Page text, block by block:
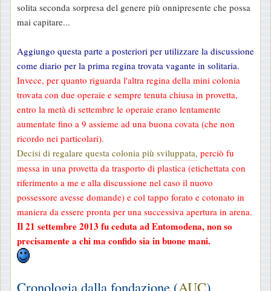
solita seconda sorpresa del genere più onnipresente che possa
mai capitare...
Aggiungo questa parte a posteriori per utilizzare la discussione
come diario per la prima regina trovata vagante in solitaria.
Invece, per quanto riguarda l'altra regina della mini colonia
trovata con due operaie e sempre tenuta chiusa in provetta,
entro la metà di settembre le operaie erano lentamente
aumentate fino a 9 assieme ad una buona covata (che non
ricordo nei particolari).
Decisi di regalare questa colonia più sviluppata, perciò fu
messa in una provetta da trasporto di plastica (etichettata con
riferimento a me e alla discussione nel caso il nuovo
possessore avesse domande) e col tappo forato e cotonato in
maniera da essere pronta per una successiva apertura in arena.
Il 21 settembre 2013 fu ceduta ad Entomodena, non so
precisamente a chi ma confido sia in buone mani.
Cronologia dalla fondazione (AUC)